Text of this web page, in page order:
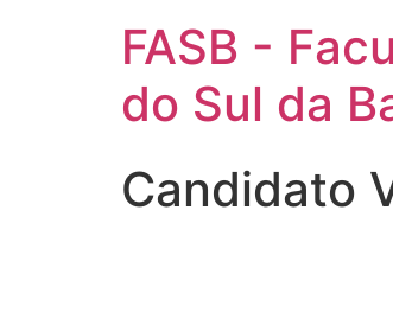
FASB -
do Sul da
Candidato